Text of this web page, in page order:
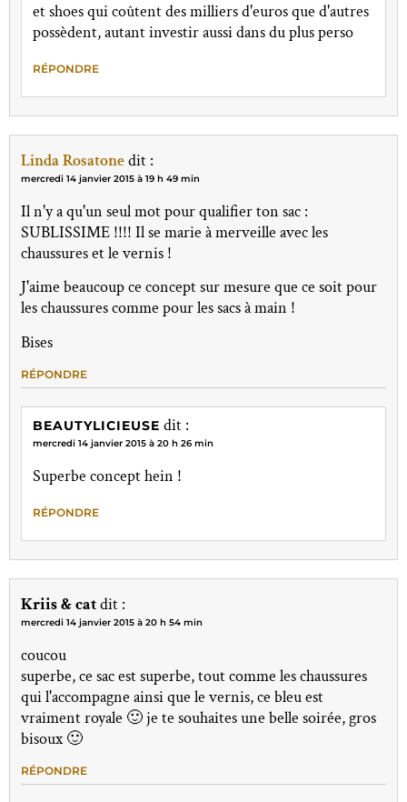
et shoes qui coûtent des milliers d'euros que d'autres
possèdent, autant investir aussi dans du plus perso
RÉPONDRE
Linda Rosatonedit :
mercredi 14 janvier 2015 à 19 h 49 min
Il n'y a qu'un seul mot pour qualifier ton sac :
SUBLISSIME !!!! Il se marie à merveille avec les
chaussures et le vernis !
J'aime beaucoup ce concept sur mesure que ce soit pour
les chaussures comme pour les sacs à main !
Bises
RÉPONDRE
BEAUTYLICIEUSE dit :
mercredi 14 janvier 2015 à 20 h 26 min
Superbe concept hein !
RÉPONDRE
Kriis & catdit :
mercredi 14 janvier 2015 à 20 h 54 min
coucou
superbe, ce sac est superbe, tout comme les chaussures
qui l'accompagne ainsi que le vernis, ce bleu est
vraiment royale 🙂 je te souhaites une belle soirée, gros
bisoux 🙂
RÉPONDRE